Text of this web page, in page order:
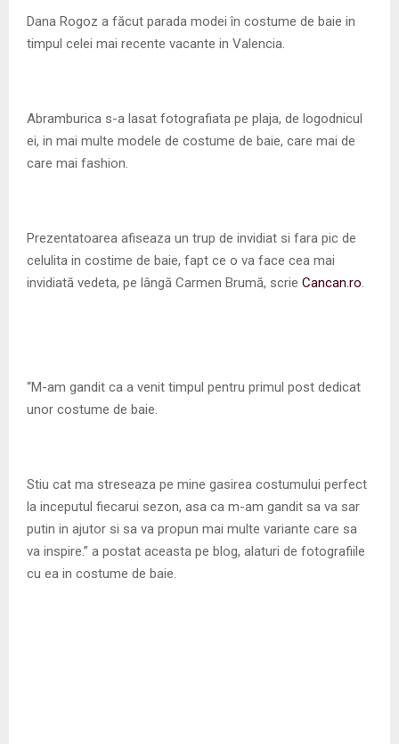
E
U
Dana Rogoz a făcut parada modei în costume de baie in
timpul celei mai recente vacante in Valencia.
Abramburica s-a lasat fotografiata pe plaja, de logodnicul
ei, in mai multe modele de costume de baie, care mai de
care mai fashion.
Prezentatoarea afiseaza un trup de invidiat si fara pic de
celulita in costime de baie, fapt ce o va face cea mai
invidiată vedeta, pe lângă Carmen Brumă, scrie Cancan.ro
“M-am gandit ca a venit timpul pentru primul post dedicat
unor costume de baie.
Stiu cat ma streseaza pe mine gasirea costumului perfect
la inceputul fiecarui sezon, asa ca m-am gandit sa va sar
putin in ajutor si sa va propun mai multe variante care sa
va inspire.” a postat aceasta pe blog, alaturi de fotografiile
cu ea in costume de baie.